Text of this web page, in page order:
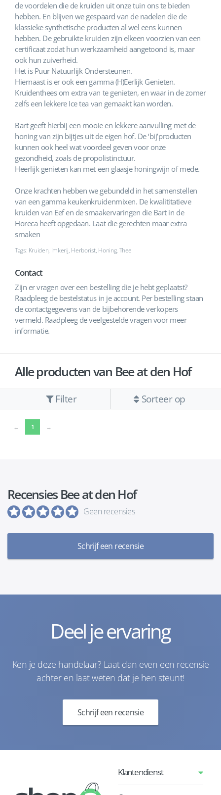
de voordelen die de kruiden uit onze tuin ons te bieden
hebben. En blijven we gespaard van de nadelen die de
klassieke synthetische producten al wel eens kunnen
hebben. De gebruikte kruiden zijn elkeen voorzien van een
certificaat zodat hun werkzaamheid aangetoond is, maar
ook hun zuiverheid.
Het is Puur Natuurlijk Ondersteunen.
Hiernaast is er ook een gamma (H)Eerlijk Genieten.
Kruidenthees om extra van te genieten, en waar in de zomer
zelfs een lekkere Ice tea van gemaakt kan worden.
Bart geeft hierbij een mooie en lekkere aanvulling met de
honing van zijn bijtjes uit de eigen hof. De ‘bij’producten
kunnen ook heel wat voordeel geven voor onze
gezondheid, zoals de propolistinctuur.
Heerlijk genieten kan met een glaasje honingwijn of mede.
Onze krachten hebben we gebundeld in het samenstellen
van een gamma keukenkruidenmixen. De kwalititatieve
kruiden van Eef en de smaakervaringen die Bart in de
Horeca heeft opgedaan. Laat die gerechten maar extra
smaken
Tags: Kruiden, Imkerij, Herborist, Honing, Thee
Contact
Zijn er vragen over een bestelling die je hebt geplaatst?
Raadpleeg de bestelstatus in je account. Per bestelling staan
de contactgegevens van de bijbehorende verkopers
vermeld. Raadpleeg de veelgestelde vragen voor meer
informatie.
Alle producten van Bee at den Hof
Filter Sorteer op
← 1 (current)
→
Recensies Bee at den Hof
Geen recensies
Schrijf een recensie
Deel je ervaring
Ken je deze handelaar? Laat dan even een recensie
achter en laat weten dat je hen steunt!
Schrijf een recensie
Klantendienst